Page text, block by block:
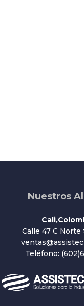
Nuestros
Calle 47 C Norte
Teléfono: